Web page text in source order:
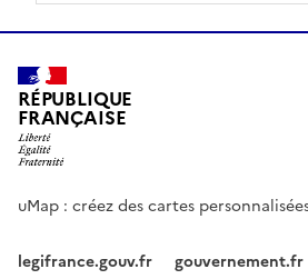
RÉPUBLIQUE
FRANÇAISE
uMap : créez des cartes
legifrance.gouv.fr gouvernement.fr